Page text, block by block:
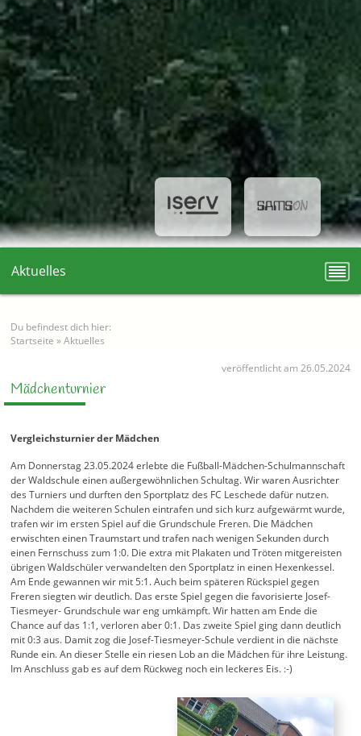
Aktuelles
Du befindest dich hier:
Startseite »Aktuelles
veröffentlicht am 26.05.2024
Mädchenturnier
Vergleichsturnier der Mädchen
Am Donnerstag 23.05.2024 erlebte die Fußball-Mädchen-Schulmannschaft
der Waldschule einen außergewöhnlichen Schultag. Wir waren Ausrichter
des Turniers und durften den Sportplatz des FC Leschede dafür nutzen.
Nachdem die weiteren Schulen eintrafen und sich kurz aufgewärmt wurde,
trafen wir im ersten Spiel auf die Grundschule Freren. Die Mädchen
erwischten einen Traumstart und trafen nach wenigen Sekunden durch
einen Fernschuss zum 1:0. Die extra mit Plakaten und Tröten mitgereisten
übrigen Waldschüler verwandelten den Sportplatz in einen Hexenkessel.
Am Ende gewannen wir mit 5:1. Auch beim späteren Rückspiel gegen
Freren siegten wir deutlich. Das erste Spiel gegen die favorisierte Josef-
Tiesmeyer- Grundschule war eng umkämpft. Wir hatten am Ende die
Chance auf das 1:1, verloren aber 0:1. Das zweite Spiel ging dann deutlich
mit 0:3 aus. Damit zog die Josef-Tiesmeyer-Schule verdient in die nächste
Runde ein. An dieser Stelle ein riesen Lob an die Mädchen für ihre Leistung.
Im Anschluss gab es auf dem Rückweg noch ein leckeres Eis. :-)